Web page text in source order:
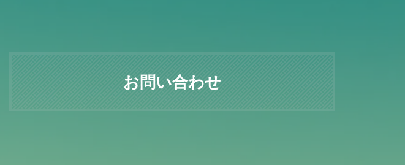
お問い合わせ